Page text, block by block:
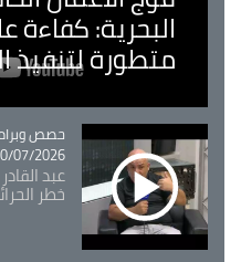
البحرية: كفاءة
متطورة لتنفيذ
Catégorie
حصص وبرامج
30/07/2026 - 09:49
عبد
خطر